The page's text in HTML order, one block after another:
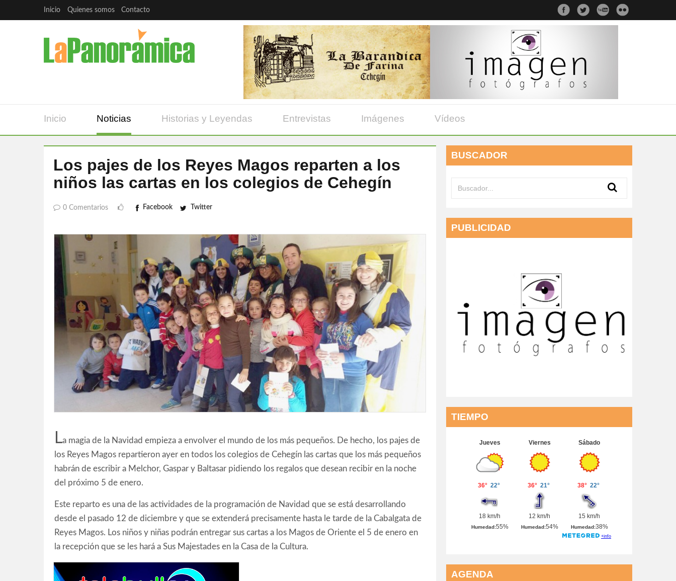
Inicio Quienes somos Contacto
Inicio Noticias Historias y Leyendas Entrevistas Imágenes Vídeos
Los pajes de los Reyes Magos reparten a los
niños las cartas en los colegios de Cehegín
0 Comentarios Facebook Twitter
La magia de la Navidad empieza a envolver el mundo de los más pequeños. De hecho, los pajes de
los Reyes Magos repartieron ayer en todos los colegios de Cehegín las cartas que los más pequeños
habrán de escribir a Melchor, Gaspar y Baltasar pidiendo los regalos que desean recibir en la noche
del próximo 5 de enero.
Este reparto es una de las actividades de la programación de Navidad que se está desarrollando
desde el pasado 12 de diciembre y que se extenderá precisamente hasta le tarde de la Cabalgata de
Reyes Magos. Los niños y niñas podrán entregar sus cartas a los Magos de Oriente el 5 de enero en
la recepción que se les hará a Sus Majestades en la Casa de la Cultura.
BUSCADOR
PUBLICIDAD
TIEMPO
AGENDA